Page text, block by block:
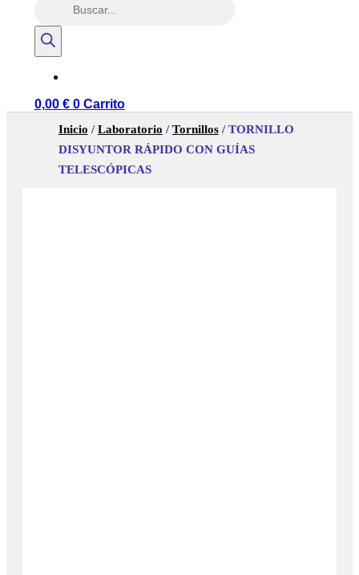
0,00 € 0 Carrito
Inicio /Laboratorio /Tornillos/ TORNILLO
DISYUNTOR RÁPIDO CON GUÍAS
TELESCÓPICAS